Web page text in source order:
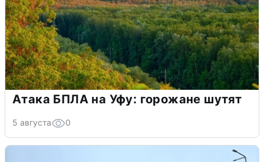
Атака БПЛА на Уфу: горожане шутят
5 августа 0